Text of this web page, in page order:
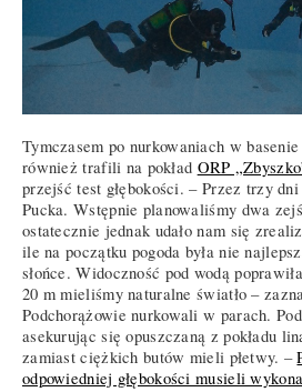
Tymczasem po nurkowaniach w
również trafili na pokład ORP
przejść test głębokości. – Przez trzy
Pucka. Wstępnie planowaliśmy dwa
ostatecznie jednak udało nam się
ile na początku pogoda była nie
słońce. Widoczność pod wodą
20 m mieliśmy naturalne światło –
Podchorążowie nurkowali w parach.
asekurując się opuszczaną z pokładu
zamiast ciężkich butów mieli płetwy. –
odpowiedniej głębokości musieli